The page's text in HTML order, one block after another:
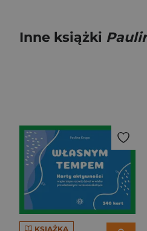
Inne książki
KSIĄŻKA